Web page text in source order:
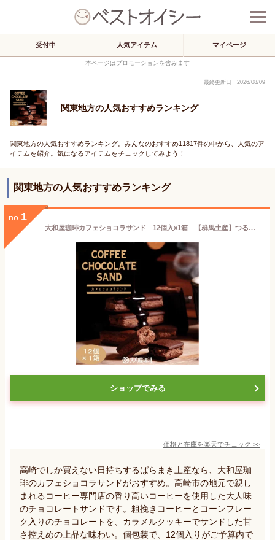
受付中 人気アイテム マイページ
本ページはプロモーションを含みます
最終更新日：2026/08/09
関東地方の人気おすすめランキング
関東地方の人気おすすめランキング。みんなのおすすめ11817件の中から、人気のア
イテムを紹介。気になるアイテムをチェックしてみよう！
関東地方の人気おすすめランキング
no. 1
大和屋珈琲カフェショコラサンド 12個入×1箱 【群馬土産】つるまい本舗 手土産 ギフト お返し 個包装 大和屋珈琲 ショコラサンド 洋菓子
ショップでみる
価格と在庫を楽天でチェック >>
高崎でしか買えない日持ちするばらまき土産なら、大和屋珈
琲のカフェショコラサンドがおすすめ。高崎市の地元で親し
まれるコーヒー専門店の香り高いコーヒーを使用した大人味
のチョコレートサンドです。粗挽きコーヒーとコーンフレー
ク入りのチョコレートを、カラメルクッキーでサンドした甘
さ控えめの上品な味わい。個包装で、12個入りがご予算内で